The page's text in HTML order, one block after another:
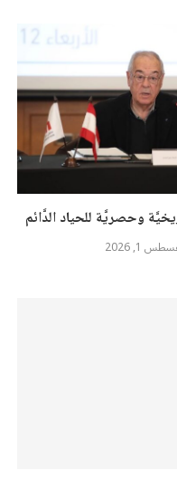
وحصريَّة للحياد الدَّائم
1, 2026